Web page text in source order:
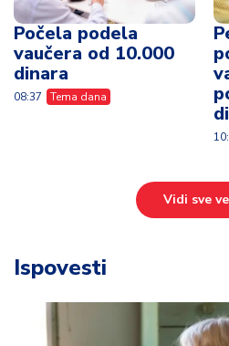
Počela podela
vaučera od 10.000
dinara
08:37 Tema dana
Vidi sve
Ispovesti